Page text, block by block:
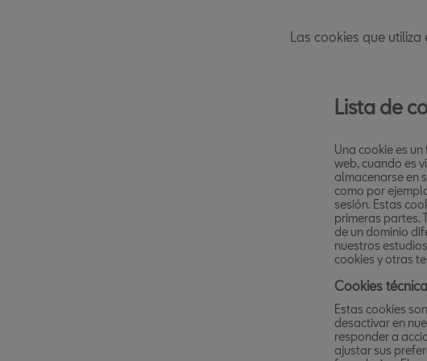
Las cookies que
Lista de
Una cookie es
web, cuando es
almacenarse en
como por
sesión. Estas
primeras partes.
de un dominio
nuestros
cookies y otras
Cookies
Estas cookies
desactivar en
responder a
ajustar sus